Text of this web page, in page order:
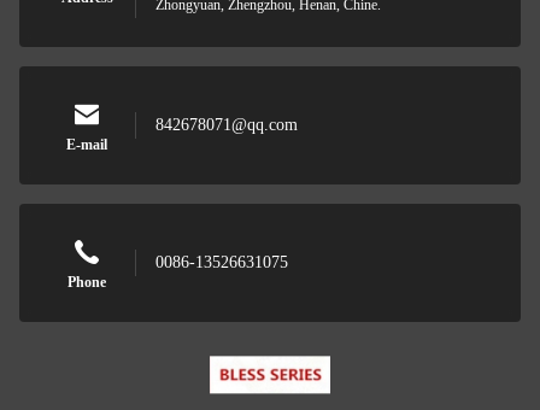
Zhongyuan, Zhengzhou, Henan, Chine.
E-mail
842678071@qq.com
Phone
0086-13526631075